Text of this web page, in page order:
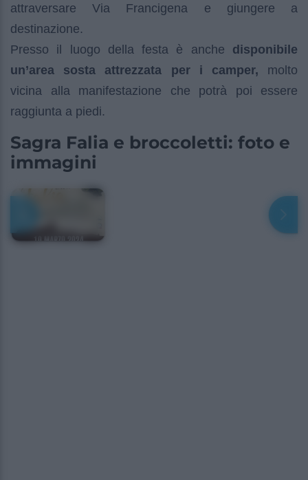
attraversare Via Francigena e giungere a
destinazione.
Presso il luogo della festa è anche disponibile
un’area sosta attrezzata per i camper, molto
vicina alla manifestazione che potrà poi essere
raggiunta a piedi.
Sagra Falia e broccoletti: foto e
immagini